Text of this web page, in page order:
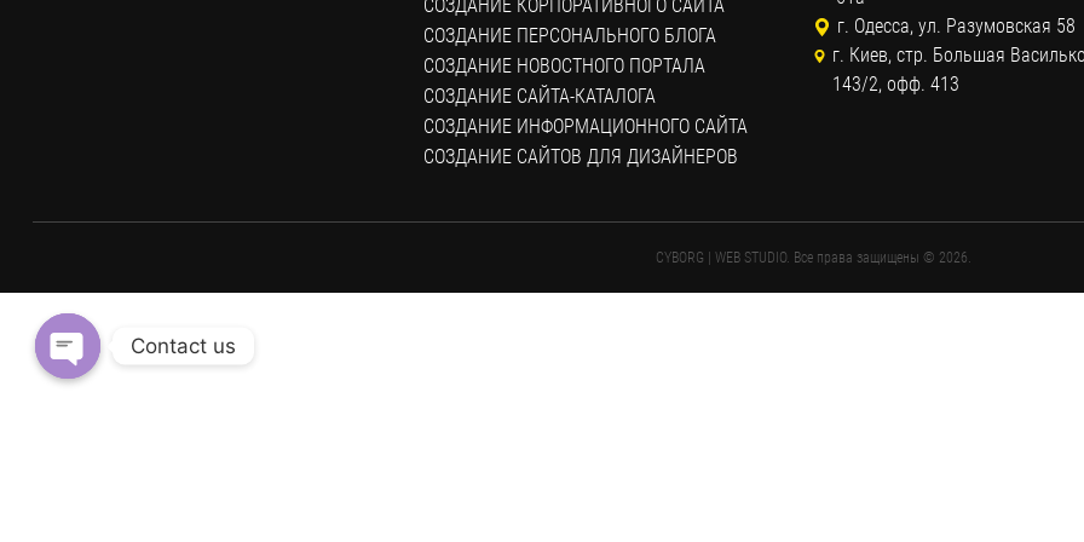
СОЗДАНИЕ КОРПОРАТИВНОГО САЙТА
СОЗДАНИЕ ПЕРСОНАЛЬНОГО БЛОГА
СОЗДАНИЕ НОВОСТНОГО ПОРТАЛА
СОЗДАНИЕ САЙТА-КАТАЛОГА
СОЗДАНИЕ ИНФОРМАЦИОННОГО САЙТА
СОЗДАНИЕ САЙТОВ ДЛЯ ДИЗАЙНЕРОВ
г. Одесса, ул. Разумовская 58
г. Киев, стр. Большая
143/2, офф. 413
CYBORG | WEB STUDIO. Все права защищены © 2026.
Contact us